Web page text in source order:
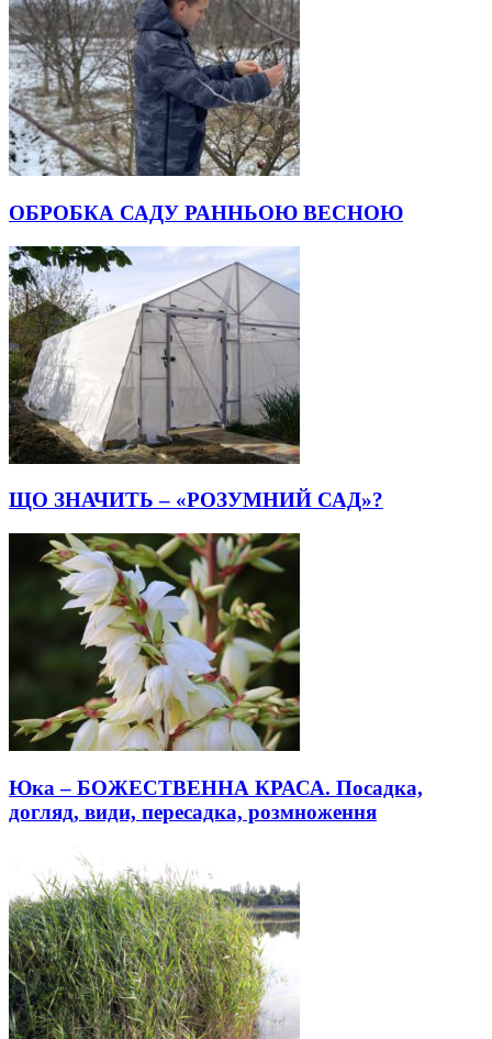
ОБРОБКА САДУ РАННЬОЮ ВЕСНОЮ
ЩО ЗНАЧИТЬ – «РОЗУМНИЙ САД»?
Юка – БОЖЕСТВЕННА КРАСА. Посадка,
догляд, види, пересадка, розмноження